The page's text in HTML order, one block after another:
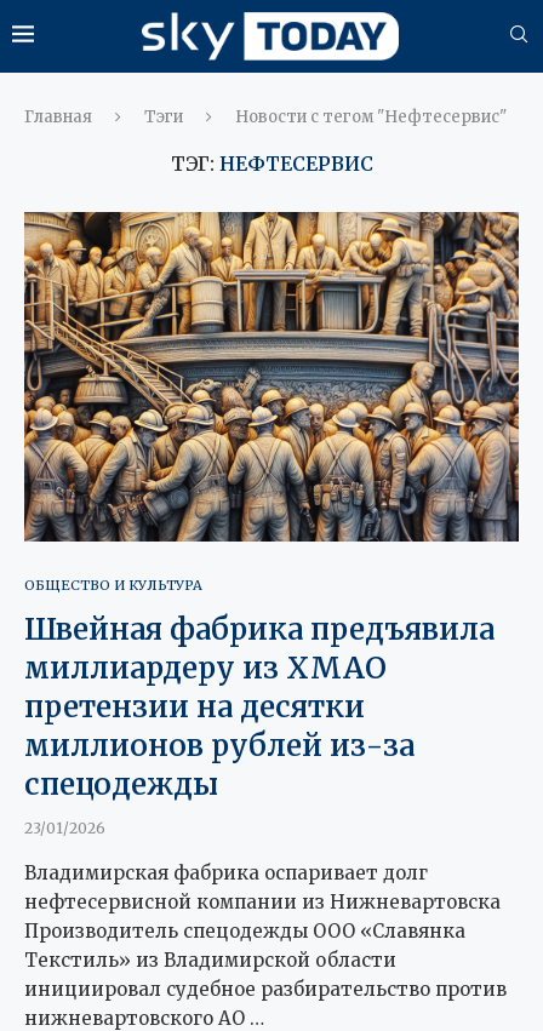
Главная Тэги Новости с тегом "Нефтесервис"
ТЭГ: НЕФТЕСЕРВИС
ОБЩЕСТВО И КУЛЬТУРА
Швейная фабрика предъявила
миллиардеру из ХМАО
претензии на десятки
миллионов рублей из-за
спецодежды
23/01/2026
Владимирская фабрика оспаривает долг
нефтесервисной компании из Нижневартовска
Производитель спецодежды ООО «Славянка
Текстиль» из Владимирской области
инициировал судебное разбирательство против
нижневартовского АО …